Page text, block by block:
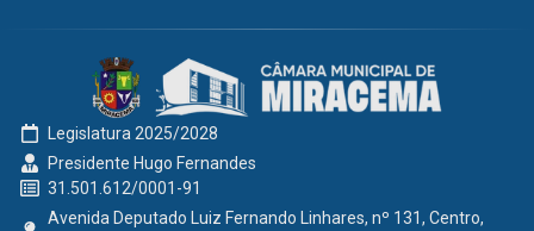
Legislatura 2025/2028
Presidente Hugo Fernandes
31.501.612/0001-91
Avenida Deputado Luiz Fernando Linhares, nº 131, Centro,